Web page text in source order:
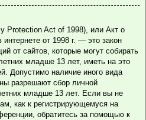
Protection Act of 1998), или Акт о
от 1998 г. — это закон
от сайтов, которые могут собирать
младше 13 лет, иметь на это
Допустимо наличие иного вида
разрешают сбор личной
младше 13 лет. Если вы не
как к регистрирующемуся на
обратитесь за помощью к